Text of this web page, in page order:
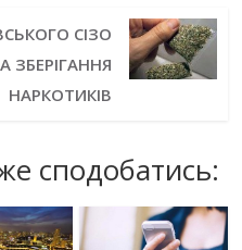
СІЗО
ЗБЕРІГАННЯ
НАРКОТИКІВ
сподобатись: